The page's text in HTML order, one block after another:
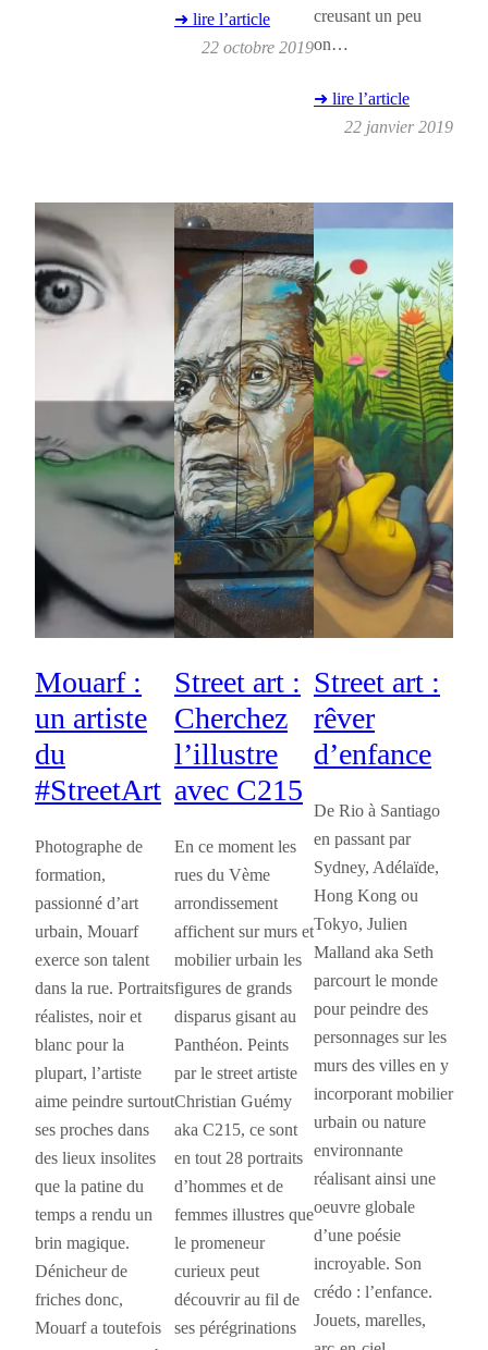
➜ lire l’article
22 octobre 2019
creusant un peu
on…
➜ lire l’article
22 janvier 2019
Mouarf :
un artiste
du
#StreetArt
Photographe de
formation,
passionné d’art
urbain, Mouarf
exerce son talent
dans la rue. Portraits
réalistes, noir et
blanc pour la
plupart, l’artiste
aime peindre surtout
ses proches dans
des lieux insolites
que la patine du
temps a rendu un
brin magique.
Dénicheur de
friches donc,
Mouarf a toutefois
Street art :
Cherchez
l’illustre
avec C215
En ce moment les
rues du Vème
arrondissement
affichent sur murs et
mobilier urbain les
figures de grands
disparus gisant au
Panthéon. Peints
par le street artiste
Christian Guémy
aka C215, ce sont
en tout 28 portraits
d’hommes et de
femmes illustres que
le promeneur
curieux peut
découvrir au fil de
ses pérégrinations
Street art :
rêver
d’enfance
De Rio à Santiago
en passant par
Sydney, Adélaïde,
Hong Kong ou
Tokyo, Julien
Malland aka Seth
parcourt le monde
pour peindre des
personnages sur les
murs des villes en y
incorporant mobilier
urbain ou nature
environnante
réalisant ainsi une
oeuvre globale
d’une poésie
incroyable. Son
crédo : l’enfance.
Jouets, marelles,